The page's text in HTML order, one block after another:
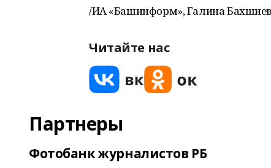
/ИА «Башинформ», Галина
Читайте нас
Партнеры
Фотобанк журналистов РБ